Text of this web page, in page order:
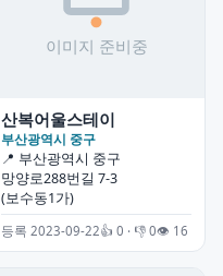
산복어울스테이
부산광역시 중구
📍 부산광역시 중구
망양로288번길 7-3
(보수동1가)
등록 2023-09-22👍 0 · 👎 0👁 16